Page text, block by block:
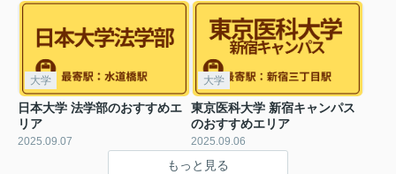
大学
日本大学 法学部のおすすめエ
リア
2025.09.07
大学
東京医科大学 新宿キャンパス
のおすすめエリア
2025.09.06
もっと見る